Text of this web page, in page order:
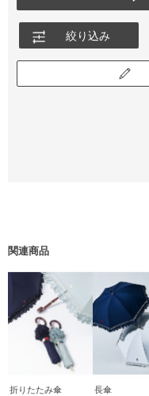
絞り込み
関連商品
折りたたみ傘
長傘